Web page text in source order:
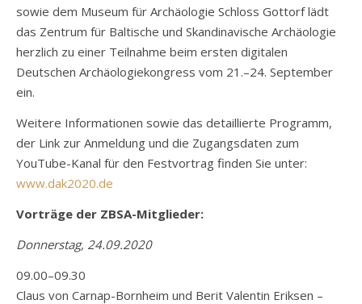
sowie dem Museum für Archäologie Schloss Gottorf lädt
das Zentrum für Baltische und Skandinavische Archäologie
herzlich zu einer Teilnahme beim ersten digitalen
Deutschen Archäologiekongress vom 21.–24. September
ein.
Weitere Informationen sowie das detaillierte Programm,
der Link zur Anmeldung und die Zugangsdaten zum
YouTube-Kanal für den Festvortrag finden Sie unter:
www.dak2020.de
Vorträge der ZBSA-Mitglieder:
Donnerstag, 24.09.2020
09.00–09.30
Claus von Carnap-Bornheim und Berit Valentin Eriksen –